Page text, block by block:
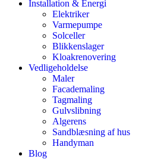
Installation & Energi
Elektriker
Varmepumpe
Solceller
Blikkenslager
Kloakrenovering
Vedligeholdelse
Maler
Facademaling
Tagmaling
Gulvslibning
Algerens
Sandblæsning af hus
Handyman
Blog